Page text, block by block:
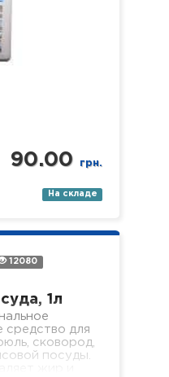
90.00 грн.
На складе
12080
1л
средство для
сковород,
посуды.